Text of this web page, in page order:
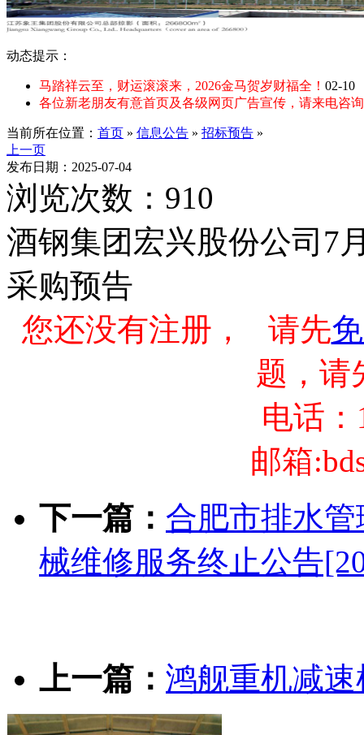
动态提示：
马踏祥云至，财运滚滚来，2026金马贺岁财福全！ 02-10
各位新老朋友有意首页及各级网页广告宣传，请来电咨询
当前所在位置： 首页 » 信息公告 » 招标预告 »
上一页
发布日期：2025-07-04
浏览次数：910
酒钢集团宏兴股份公司7
采购预告
您还没有注册， 请先
题，请
电话：
邮箱
下一篇： 合肥市排水
械维修服务终止公告
上一篇： 鸿舰重机减